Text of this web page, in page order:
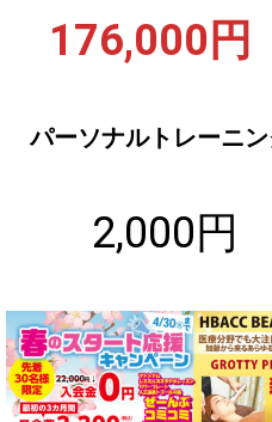
176,000円
パーソナルトレーニ
2,000円